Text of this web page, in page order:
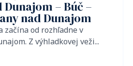
– Búč –
nad Dunajom
začína od rozhľadne v
Z výhladkovej veži...